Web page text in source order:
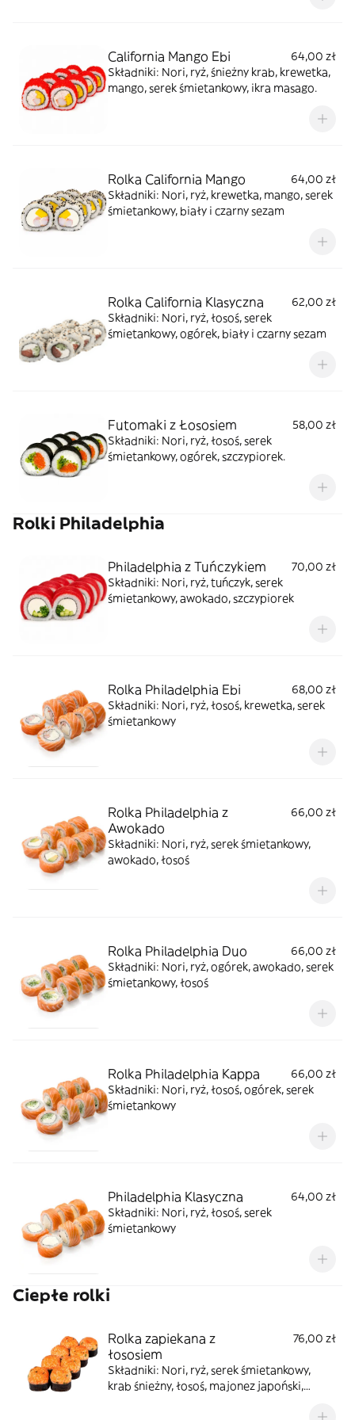
California Mango Ebi
64,00 zł
Składniki: Nori, ryż, śnieżny krab, krewetka,
mango, serek śmietankowy, ikra masago.
Rolka California Mango
64,00 zł
Składniki: Nori, ryż, krewetka, mango, serek
śmietankowy, biały i czarny sezam
Rolka California Klasyczna
62,00 zł
Składniki: Nori, ryż, łosoś, serek
śmietankowy, ogórek, biały i czarny sezam
Futomaki z Łososiem
58,00 zł
Składniki: Nori, ryż, łosoś, serek
śmietankowy, ogórek, szczypiorek.
Rolki Philadelphia
Philadelphia z Tuńczykiem
70,00 zł
Składniki: Nori, ryż, tuńczyk, serek
śmietankowy, awokado, szczypiorek
Rolka Philadelphia Ebi
68,00 zł
Składniki: Nori, ryż, łosoś, krewetka, serek
śmietankowy
Rolka Philadelphia z
Awokado
66,00 zł
Składniki: Nori, ryż, serek śmietankowy,
awokado, łosoś
Rolka Philadelphia Duo
66,00 zł
Składniki: Nori, ryż, ogórek, awokado, serek
śmietankowy, łosoś
Rolka Philadelphia Kappa
66,00 zł
Składniki: Nori, ryż, łosoś, ogórek, serek
śmietankowy
Philadelphia Klasyczna
64,00 zł
Składniki: Nori, ryż, łosoś, serek
śmietankowy
Ciepłe rolki
Rolka zapiekana z
łososiem
76,00 zł
Składniki: Nori, ryż, serek śmietankowy,
krab śnieżny, łosoś, majonez japoński,